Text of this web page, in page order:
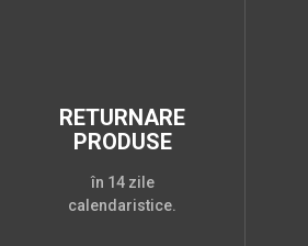
RETURNARE
PRODUSE
în 14 zile
calendaristice.